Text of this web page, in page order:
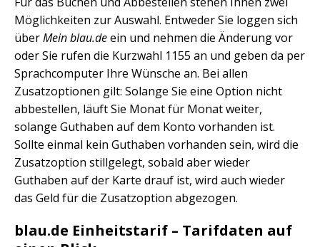
Möglichkeiten zur Auswahl. Entweder Sie loggen sich
überMein blau.deein und nehmen die Änderung vor
oder Sie rufen die Kurzwahl 1155 an und geben da per
Sprachcomputer Ihre Wünsche an. Bei allen
Zusatzoptionen gilt: Solange Sie eine Option nicht
abbestellen, läuft Sie Monat für Monat weiter,
solange Guthaben auf dem Konto vorhanden ist.
Sollte einmal kein Guthaben vorhanden sein, wird die
Zusatzoption stillgelegt, sobald aber wieder
Guthaben auf der Karte drauf ist, wird auch wieder
das Geld für die Zusatzoption abgezogen.
blau.de Einheitstarif – Tarifdaten auf